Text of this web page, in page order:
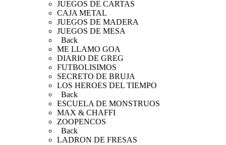
JUEGOS DE CARTAS
CAJA METAL
JUEGOS DE MADERA
JUEGOS DE MESA
Back
ME LLAMO GOA
DIARIO DE GREG
FUTBOLISIMOS
SECRETO DE BRUJA
LOS HEROES DEL TIEMPO
Back
ESCUELA DE MONSTRUOS
MAX & CHAFFI
ZOOPENCOS
Back
LADRON DE FRESAS